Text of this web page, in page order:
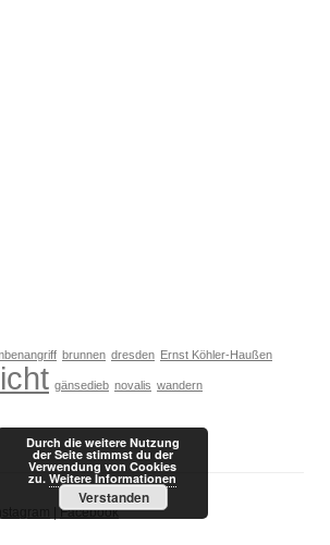
brunnen dresden Ernst Köhler-Haußen
gänsedieb novalis wandern
Facebook
Durch die weitere Nutzung
der Seite stimmst du der
Verwendung von Cookies
zu. Weitere Informationen
Verstanden